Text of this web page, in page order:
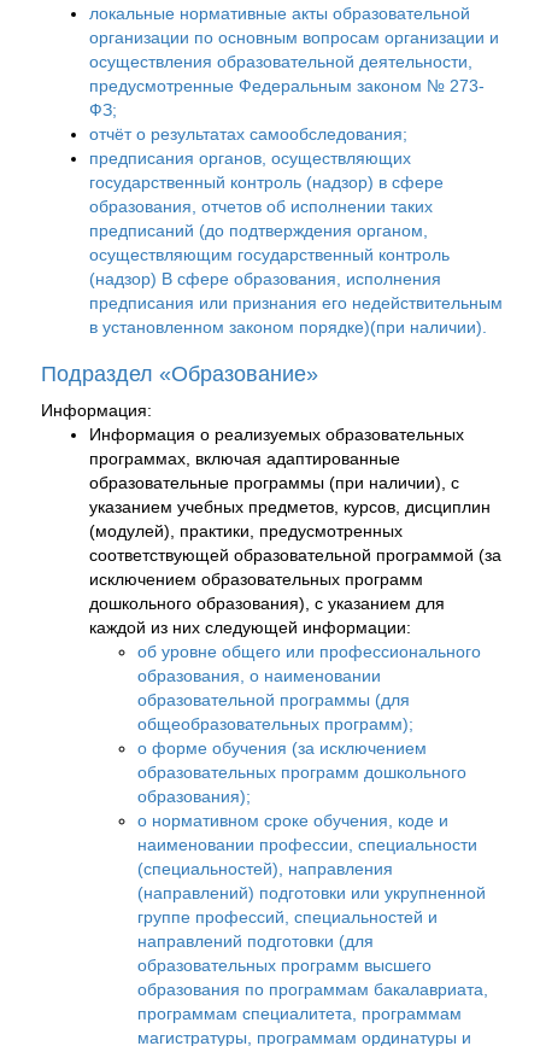
локальные нормативные акты образовательной
организации по основным вопросам организации и
осуществления образовательной деятельности,
предусмотренные Федеральным законом № 273-
ФЗ;
отчёт о результатах самообследования;
предписания органов, осуществляющих
государственный контроль (надзор) в сфере
образования, отчетов об исполнении таких
предписаний (до подтверждения органом,
осуществляющим государственный контроль
(надзор) B сфере образования, исполнения
предписания или признания его недействительным
в установленном законом порядке)(при наличии).
Подраздел «Образование»
Информация:
Информация о реализуемых образовательных
программах, включая адаптированные
образовательные программы (при наличии), с
указанием учебных предметов, курсов, дисциплин
(модулей), практики, предусмотренных
соответствующей образовательной программой (за
исключением образовательных программ
дошкольного образования), с указанием для
каждой из них следующей информации:
об уровне общего или профессионального
образования, о наименовании
образовательной программы (для
общеобразовательных программ);
о форме обучения (за исключением
образовательных программ дошкольного
образования);
о нормативном сроке обучения, коде и
наименовании профессии, специальности
(специальностей), направления
(направлений) подготовки или укрупненной
группе профессий, специальностей и
направлений подготовки (для
образовательных программ высшего
образования по программам бакалавриата,
программам специалитета, программам
магистратуры, программам ординатуры и